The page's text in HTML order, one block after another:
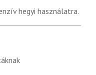
hegyi használatra.